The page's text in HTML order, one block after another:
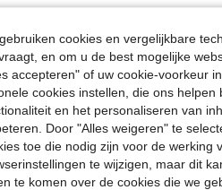
54 kg / 119 lbs, Heupen: 91 cm / 36 in,
Gewicht: 54 kg / 119 lbs Heupen:
Kleur: Blauw Maat:XS
small
cookies en vergelijkbare
en om u de best mogelijke
accepteren" of uw cookie-voorkeur
cookies instellen, die ons
en het personaliseren van
Door "Alles weigeren" te
toe die nodig zijn voor de werking
te wijzigen, maar dit
te komen over de cookies die we